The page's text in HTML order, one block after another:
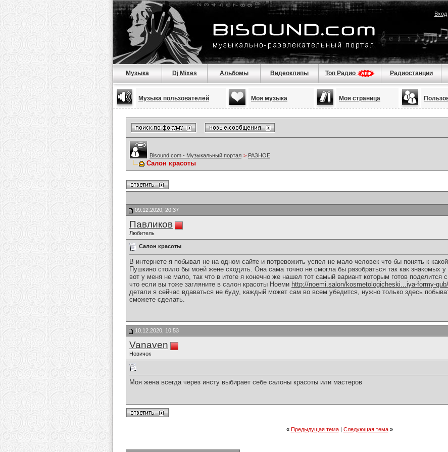
Вход
Музыка Dj Mixes Альбомы Видеоклипы Топ Радио Радиостанции
Музыка пользователей Моя музыка Моя страница
Bisound.com - Музыкальный портал > РАЗНОЕ
Салон красоты
09.12.2020, 20:37
Павликов
Любитель
Салон красоты
В интернете я побывал не на одном сайте и потревожить успел не мало человек что бы понять к
Пушкино стоило бы моей жене сходить. Она сама точно не смогла бы разобраться так как знакомых у
вот у меня не мало, так что в итоге я конечно же нашел тот самый вариант которым готов поделится
что если вы тоже загляните в салон красоты Ноеми http://noemi.salon/kosmetologicheski...iya-formy-gub/
детали я сейчас вдаваться не буду, каждый может сам во всем убедится, нужно только здесь
сможете сделать.
10.12.2020, 10:53
Vanaven
Новичок
Моя жена всегда через инсту выбирает себе салоны красоты или мастеров
« Предыдущая тема| Следующая тема »